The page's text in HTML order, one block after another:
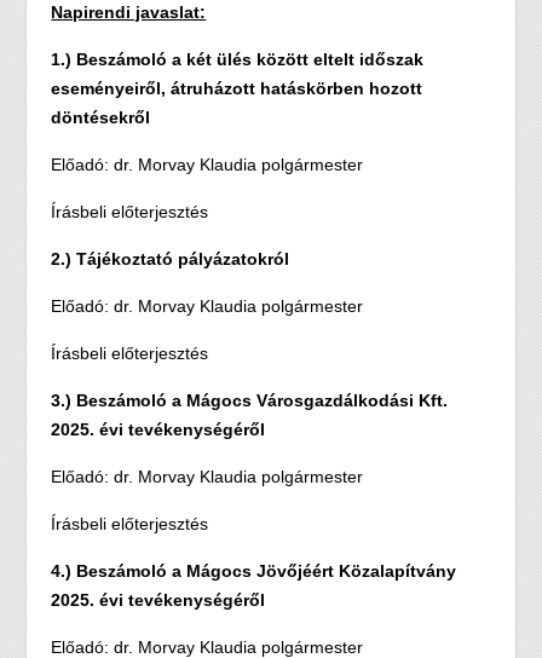
Napirendi javaslat:
1.) Beszámoló a két ülés között eltelt időszak
eseményeiről, átruházott hatáskörben hozott
döntésekről
Előadó: dr. Morvay Klaudia polgármester
Írásbeli előterjesztés
2.) Tájékoztató pályázatokról
Előadó: dr. Morvay Klaudia polgármester
Írásbeli előterjesztés
3.) Beszámoló a Mágocs Városgazdálkodási Kft.
2025. évi tevékenységéről
Előadó: dr. Morvay Klaudia polgármester
Írásbeli előterjesztés
4.) Beszámoló a Mágocs Jövőjéért Közalapítvány
2025. évi tevékenységéről
Előadó: dr. Morvay Klaudia polgármester